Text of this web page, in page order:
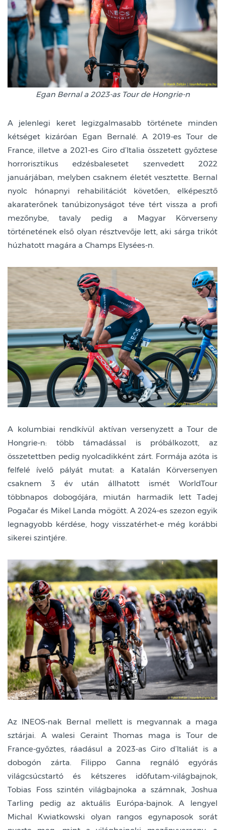
Egan Bernal a 2023-as Tour de Hongrie-n
A jelenlegi keret legizgalmasabb története minden
kétséget kizáróan Egan Bernalé. A 2019-es Tour de
France, illetve a 2021-es Giro d’Italia összetett győztese
horrorisztikus edzésbalesetet szenvedett 2022
januárjában, melyben csaknem életét vesztette. Bernal
nyolc hónapnyi rehabilitációt követően, elképesztő
akaraterőnek tanúbizonyságot téve tért vissza a profi
mezőnybe, tavaly pedig a Magyar Körverseny
történetének első olyan résztvevője lett, aki sárga trikót
húzhatott magára a Champs Elysées-n.
A kolumbiai rendkívül aktívan versenyzett a Tour de
Hongrie-n: több támadással is próbálkozott, az
összetettben pedig nyolcadikként zárt. Formája azóta is
felfelé ívelő pályát mutat: a Katalán Körversenyen
csaknem 3 év után állhatott ismét WorldTour
többnapos dobogójára, miután harmadik lett Tadej
Pogačar és Mikel Landa mögött. A 2024-es szezon egyik
legnagyobb kérdése, hogy visszatérhet-e még korábbi
sikerei szintjére.
Az INEOS-nak Bernal mellett is megvannak a maga
sztárjai. A walesi Geraint Thomas maga is Tour de
France-győztes, ráadásul a 2023-as Giro d’Italiát is a
dobogón zárta. Filippo Ganna regnáló egyórás
világcsúcstartó és kétszeres időfutam-világbajnok,
Tobias Foss szintén világbajnoka a számnak, Joshua
Tarling pedig az aktuális Európa-bajnok. A lengyel
Michal Kwiatkowski olyan rangos egynaposok sorát